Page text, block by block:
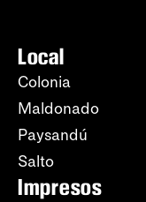
Local
Colonia
Maldonado
Paysandú
Salto
Impresos